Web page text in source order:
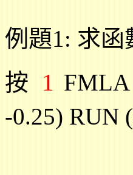
例題1: 求函
按 1 FMLA
-0.25) RUN